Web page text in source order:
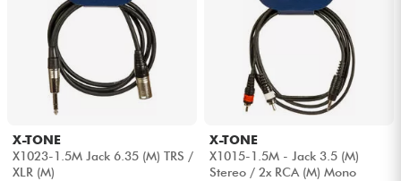
Bundle
Sehen Sie sich unsere Marken an
X-TONE
X1023-1.5M Jack 6.35 (M) TRS /
XLR (M)
X-TONE
X1015-1.5M - Jack 3.5 (M)
Stereo / 2x RCA (M) Mono